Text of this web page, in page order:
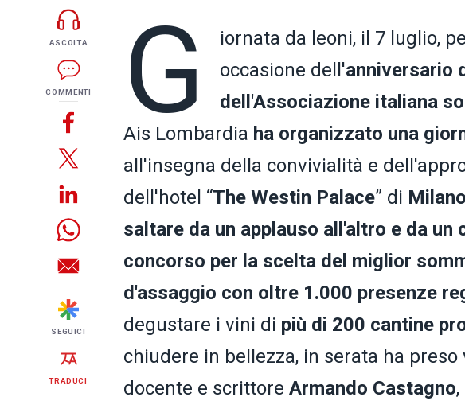
ASCOLTA
COMMENTI
SEGUICI
TRADUCI
G iornata da leoni, il 7 luglio,
occasione dell'anniversario
dell'Associazione italiana
Ais Lombardia ha organizzato una
all'insegna della convivialità e
dell'hotel “The Westin Palace” di Milano
saltare da un applauso all'altro e da un
concorso per la scelta del miglior
d'assaggio con oltre 1.000 presenze
degustare i vini di più di 200 cantine
chiudere in bellezza, in serata ha preso
docente e scrittore Armando Castagno